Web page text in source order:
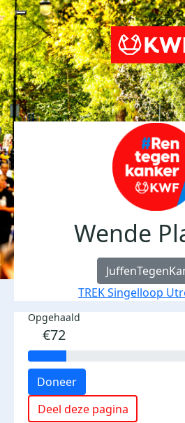
Wende
TREK Singelloop
Opgehaald
€72
Doneer
Deel deze pagina